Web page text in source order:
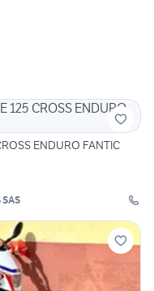
ENDURO FANTIC
SAS